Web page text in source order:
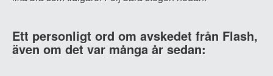
Ett personligt ord om avskedet från Flash,
även om det var många år sedan: